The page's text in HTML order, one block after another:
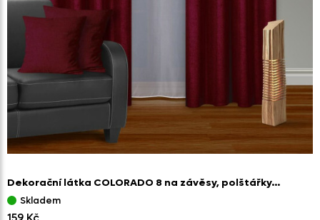
Dekorační látka COLORADO 8 na závěsy, polštářky…
Skladem